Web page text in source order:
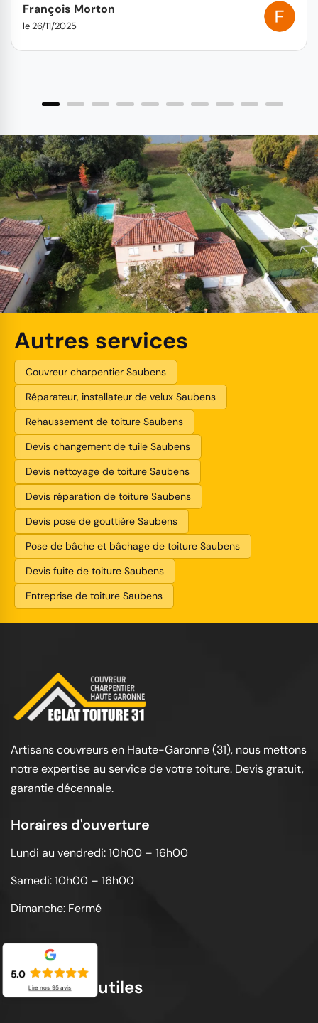
François Morton
le 26/11/2025
Autres services
Couvreur charpentier Saubens
Réparateur, installateur de velux Saubens
Rehaussement de toiture Saubens
Devis changement de tuile Saubens
Devis nettoyage de toiture Saubens
Devis réparation de toiture Saubens
Devis pose de gouttière Saubens
Pose de bâche et bâchage de toiture Saubens
Devis fuite de toiture Saubens
Entreprise de toiture Saubens
Artisans couvreurs en Haute-Garonne (31), nous mettons
notre expertise au service de votre toiture. Devis gratuit,
garantie décennale.
Horaires d'ouverture
Lundi au vendredi: 10h00 – 16h00
Samedi: 10h00 – 16h00
Dimanche: Fermé
Liens utiles
5.0
Lire nos 95avis